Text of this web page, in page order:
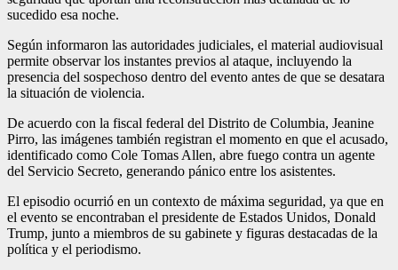
sucedido esa noche.
Según informaron las autoridades judiciales, el material audiovisual
permite observar los instantes previos al ataque, incluyendo la
presencia del sospechoso dentro del evento antes de que se desatara
la situación de violencia.
De acuerdo con la fiscal federal del Distrito de Columbia, Jeanine
Pirro, las imágenes también registran el momento en que el acusado,
identificado como Cole Tomas Allen, abre fuego contra un agente
del Servicio Secreto, generando pánico entre los asistentes.
El episodio ocurrió en un contexto de máxima seguridad, ya que en
el evento se encontraban el presidente de Estados Unidos, Donald
Trump, junto a miembros de su gabinete y figuras destacadas de la
política y el periodismo.